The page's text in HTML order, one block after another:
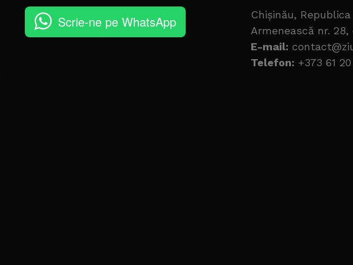
Scrie-ne pe WhatsApp
Chișinău,
Armenească nr. 28,
E-mail:
Telefon: +373 61